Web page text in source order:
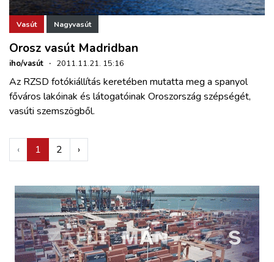
Vasút Nagyvasút
Orosz vasút Madridban
iho/vasút · 2011.11.21. 15:16
Az RZSD fotókiállítás keretében mutatta meg a spanyol
főváros lakóinak és látogatóinak Oroszország szépségét,
vasúti szemszögből.
‹ 1 2 ›